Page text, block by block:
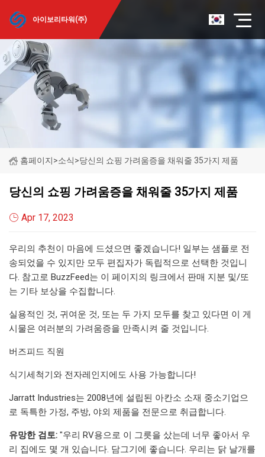
아이보리타워(주)
홈페이지>소식>당신의 쇼핑 가려움증을 채워줄 35가지 제품
당신의 쇼핑 가려움증을 채워줄 35가지 제품
Apr 17, 2023
우리의 추천이 마음에 드셨으면 좋겠습니다! 일부는 샘플로 전
송되었을 수 있지만 모두 편집자가 독립적으로 선택한 것입니
다. 참고로 BuzzFeed는 이 페이지의 링크에서 판매 지분 및/또
는 기타 보상을 수집합니다.
실용적인 것, 귀여운 것, 또는 두 가지 모두를 찾고 있다면 이 게
시물은 여러분의 가려움증을 만족시켜 줄 것입니다.
버즈피드 직원
식기세척기와 전자레인지에도 사용 가능합니다!
Jarratt Industries는 2008년에 설립된 아칸소 소재 중소기업으
로 독특한 가정, 주방, 야외 제품을 전문으로 취급합니다.
유망한 검토: "우리 RV용으로 이 그릇을 샀는데 너무 좋아서 우
리 집에도 몇 개 있습니다. 담그기에 좋습니다. 우리는 닭 날개를